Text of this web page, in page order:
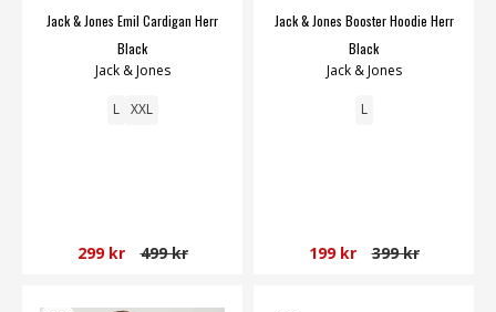
Jack & Jones Emil Cardigan Herr
Black
Jack & Jones
L XXL
299 kr 499 kr
Jack & Jones Booster Hoodie Herr
Black
Jack & Jones
L
199 kr 399 kr